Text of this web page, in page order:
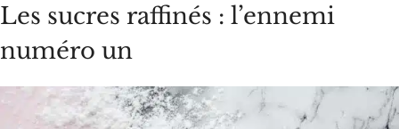
Les sucres raffinés : l’ennemi
numéro un